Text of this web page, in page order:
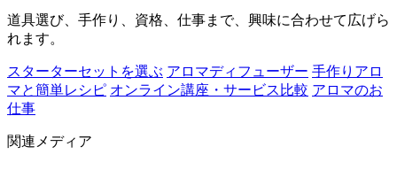
道具選び、手作り、資格、仕事まで、興味に合わせて広げら
れます。
スターターセットを選ぶ アロマディフューザー 手作りアロ
マと簡単レシピ オンライン講座・サービス比較 アロマのお
仕事
関連メディア